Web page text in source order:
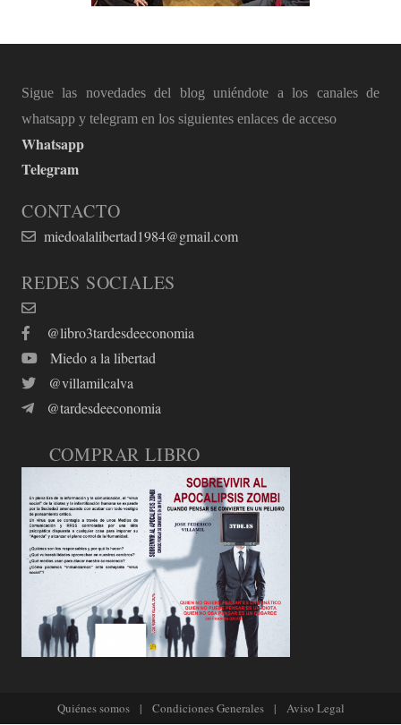
Sigue las novedades del blog uniéndote a los canales de
whatsapp y telegram en los siguientes enlaces de acceso
Whatsapp
Telegram
CONTACTO
miedoalalibertad1984@gmail.com
REDES SOCIALES
@libro3tardesdeeconomia
Miedo a la libertad
@villamilcalva
@tardesdeeconomia
COMPRAR LIBRO
Quiénes somos| Condiciones Generales| Aviso Legal